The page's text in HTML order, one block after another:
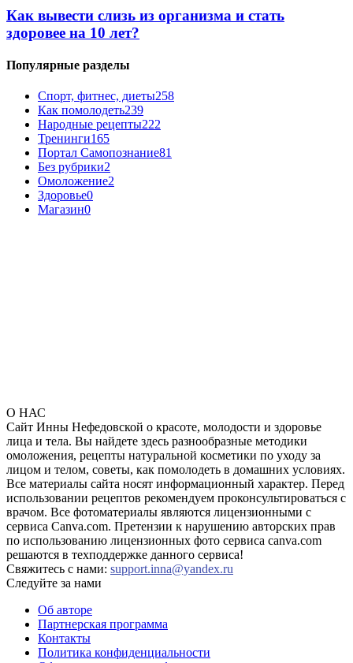
Как вывести слизь из организма и стать
здоровее на 10 лет?
Популярные разделы
Спорт, фитнес, диеты258
Как помолодеть239
Народные рецепты222
Тренинги165
Портал Самопознание81
Без рубрики2
Омоложение2
Здоровье0
Магазин0
О НАС
Сайт Инны Нефедовской о красоте, молодости и здоровье
лица и тела. Вы найдете здесь разнообразные методики
омоложения, рецепты натуральной косметики по уходу за
лицом и телом, советы, как помолодеть в домашних условиях.
Все материалы сайта носят информационный характер. Перед
использовании рецептов рекомендуем проконсультироваться с
врачом. Все фотоматериалы являются лицензионными с
сервиса Canva.com. Претензии к нарушению авторских прав
по использованию лицензионных фото сервиса canva.com
решаются в техподдержке данного сервиса!
Свяжитесь с нами: support.inna@yandex.ru
Следуйте за нами
Об авторе
Партнерская программа
Контакты
Политика конфиденциальности